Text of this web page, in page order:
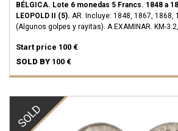
BÉLGICA. Lote 6 monedas 5 Francs. 1848 a
LEOPOLD II (5). AR. Incluye: 1848, 1867, 1868,
(Algunos golpes y rayitas). A EXAMINAR. KM-
Start price 100 €
SOLD BY 100 €
SOLD